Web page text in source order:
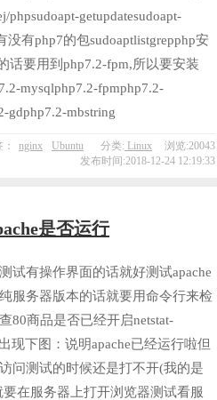
phpsudoapt-getupdatesudoapt-
没有php7的包sudoaptlistgrepphp安
话要用到php7.2-fpm,所以要安装
mysqlphp7.2-fpmphp7.2-
gdphp7.2-mbstring
nginx Ubuntu 分类: Linux
浏览:20043
发布时间:2018-12-24 12:19:33
是否运行
试有操作界面的话就好测试apache
服务器版本的话就要用命令行来检
80商品是否已经开启netstat-
现下图：说明apache已经运行啦但
问测试的时候还是打不开(我的是
在服务器上打开浏览器测试看服